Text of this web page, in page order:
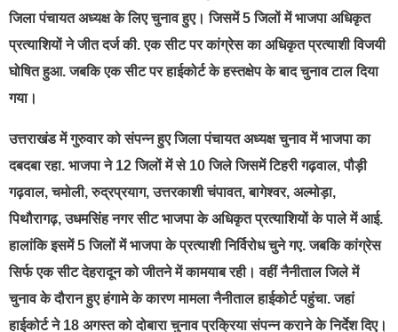
जिला पंचायत अध्यक्ष के लिए चुनाव हुए। जिसमें 5 जिलों में भाजपा अधिकृत
प्रत्याशियों ने जीत दर्ज की. एक सीट पर कांग्रेस का अधिकृत प्रत्याशी विजयी
घोषित हुआ. जबकि एक सीट पर हाईकोर्ट के हस्तक्षेप के बाद चुनाव टाल दिया
गया।
उत्तराखंड में गुरुवार को संपन्न हुए जिला पंचायत अध्यक्ष चुनाव में भाजपा का
दबदबा रहा. भाजपा ने 12 जिलों में से 10 जिले जिसमें टिहरी गढ़वाल, पौड़ी
गढ़वाल, चमोली, रुद्रप्रयाग, उत्तरकाशी चंपावत, बागेश्वर, अल्मोड़ा,
पिथौरागढ़, उधमसिंह नगर सीट भाजपा के अधिकृत प्रत्याशियों के पाले में आई.
हालांकि इसमें 5 जिलों में भाजपा के प्रत्याशी निर्विरोध चुने गए. जबकि कांग्रेस
सिर्फ एक सीट देहरादून को जीतने में कामयाब रही। वहीं नैनीताल जिले में
चुनाव के दौरान हुए हंगामे के कारण मामला नैनीताल हाईकोर्ट पहुंचा. जहां
हाईकोर्ट ने 18 अगस्त को दोबारा चुनाव प्रक्रिया संपन्न कराने के निर्देश दिए।